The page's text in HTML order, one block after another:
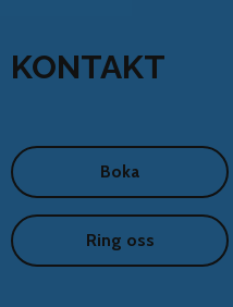
KONTAKT
Boka
Ring oss